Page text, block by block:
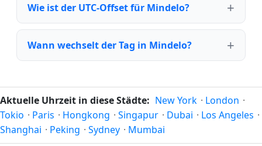
Wie ist der UTC-Offset für Mindelo?
Wann wechselt der Tag in Mindelo?
Aktuelle Uhrzeit in diese Städte: New York · London ·
Tokio · Paris · Hongkong · Singapur · Dubai · Los Angeles ·
Shanghai · Peking · Sydney · Mumbai